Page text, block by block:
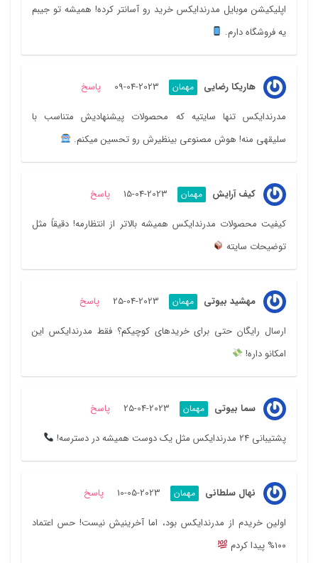
اپلیکیشن موبایل مدرندایکس خرید رو آسانتر کرده! همیشه تو جیبم
یه فروشگاه دارم.
هاریکا رضایی مهمان 2023-04-09 پاسخ
مدرندایکس تنها سایتیه که محصولات پیشنهادیش متناسب با
سلیقهی منه! هوش مصنوعی بینظیرش رو تحسین میکنم.
کیف آرایش مهمان 2023-04-15 پاسخ
کیفیت محصولات مدرندایکس همیشه بالاتر از انتظارمه! دقیقاً مثل
توضیحات سایته
مهشید بیوتی مهمان 2023-04-25 پاسخ
ارسال رایگان حتی برای خریدهای کوچیکم؟ فقط مدرندایکس این
امکانو داره!
سما بیوتی مهمان 2023-04-25 پاسخ
پشتیبانی ۲۴ مدرندایکس مثل یک دوست همیشه در دسترسه!
نهال سلطانی مهمان 2023-05-10 پاسخ
اولین خریدم از مدرندایکس بود، اما آخرینیش نیست! حس اعتماد
۱۰۰% پیدا کردم